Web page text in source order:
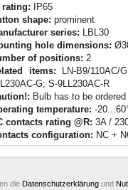
rating: IP65
shape: prominent
series: LBL30
hole dimensions:
of positions: 2
items: LN-B9/110AC/
G; S-9LL230AC-R
Bulb has to be
temperature: -
contacts rating @R: 3A /
configuration: NC +
die Datenschutzerklärung und